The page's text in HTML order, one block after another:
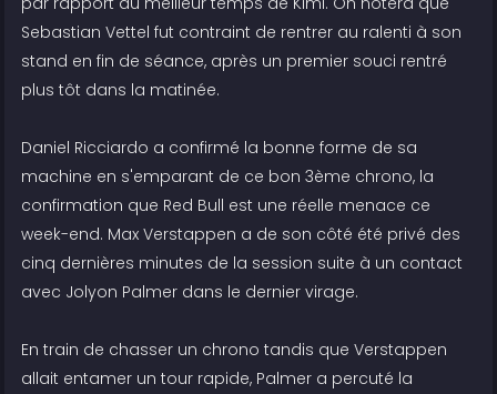
Sebastian Vettel fut contraint de rentrer au ralenti à son
stand en fin de séance, après un premier souci rentré
plus tôt dans la matinée.
Daniel Ricciardo a confirmé la bonne forme de sa
machine en s'emparant de ce bon 3ème chrono, la
confirmation que Red Bull est une réelle menace ce
week-end. Max Verstappen a de son côté été privé des
cinq dernières minutes de la session suite à un contact
avec Jolyon Palmer dans le dernier virage.
En train de chasser un chrono tandis que Verstappen
allait entamer un tour rapide, Palmer a percuté la